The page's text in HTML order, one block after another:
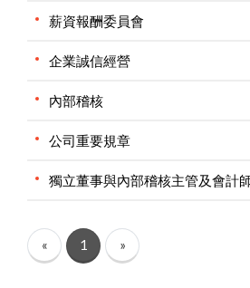
薪資報酬委員會
企業誠信經營
內部稽核
公司重要規章
獨立董事與內部稽核主管及會計
« 1 »